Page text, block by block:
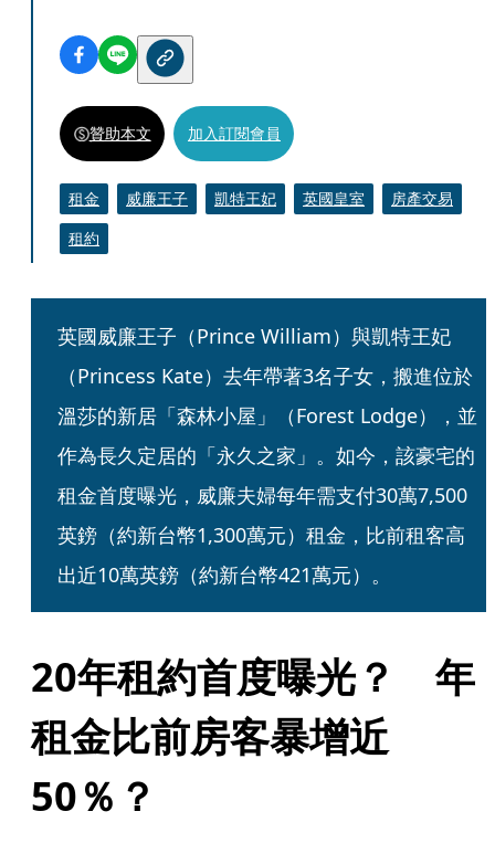
贊助本文 加入訂閱會員
租金 威廉王子 凱特王妃 英國皇室
房產交易
租約
英國威廉王子（Prince William）與凱特王妃
（Princess Kate）去年帶著3名子女，搬進位於
溫莎的新居「森林小屋」（Forest Lodge），並
作為長久定居的「永久之家」。如今，該豪宅的
租金首度曝光，威廉夫婦每年需支付30萬7,500
英鎊（約新台幣1,300萬元）租金，比前租客高
出近10萬英鎊（約新台幣421萬元）。
20年租約首度曝光？　年
租金比前房客暴增近
50％？